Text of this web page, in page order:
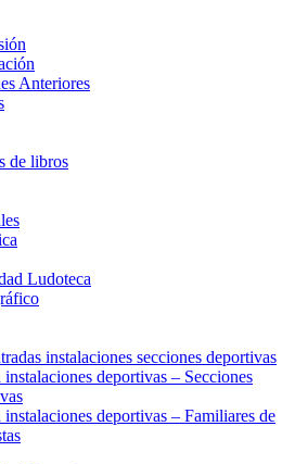
Anteriores
de libros
Ludoteca
instalaciones secciones deportivas
instalaciones deportivas – Secciones
instalaciones deportivas – Familiares de